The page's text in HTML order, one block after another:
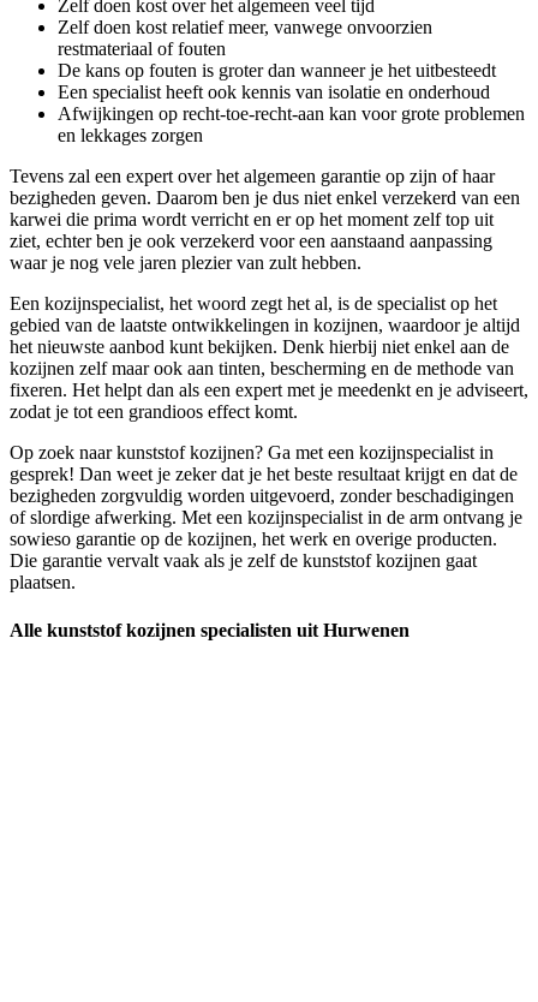
Zelf doen kost over het algemeen veel tijd
Zelf doen kost relatief meer, vanwege onvoorzien
restmateriaal of fouten
De kans op fouten is groter dan wanneer je het uitbesteedt
Een specialist heeft ook kennis van isolatie en onderhoud
Afwijkingen op recht-toe-recht-aan kan voor grote problemen
en lekkages zorgen
Tevens zal een expert over het algemeen garantie op zijn of haar
bezigheden geven. Daarom ben je dus niet enkel verzekerd van een
karwei die prima wordt verricht en er op het moment zelf top uit
ziet, echter ben je ook verzekerd voor een aanstaand aanpassing
waar je nog vele jaren plezier van zult hebben.
Een kozijnspecialist, het woord zegt het al, is de specialist op het
gebied van de laatste ontwikkelingen in kozijnen, waardoor je altijd
het nieuwste aanbod kunt bekijken. Denk hierbij niet enkel aan de
kozijnen zelf maar ook aan tinten, bescherming en de methode van
fixeren. Het helpt dan als een expert met je meedenkt en je adviseert,
zodat je tot een grandioos effect komt.
Op zoek naar kunststof kozijnen? Ga met een kozijnspecialist in
gesprek! Dan weet je zeker dat je het beste resultaat krijgt en dat de
bezigheden zorgvuldig worden uitgevoerd, zonder beschadigingen
of slordige afwerking. Met een kozijnspecialist in de arm ontvang je
sowieso garantie op de kozijnen, het werk en overige producten.
Die garantie vervalt vaak als je zelf de kunststof kozijnen gaat
plaatsen.
Alle kunststof kozijnen specialisten uit Hurwenen